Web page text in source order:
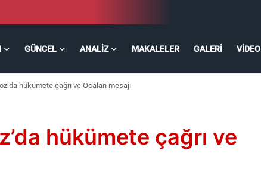
GÜNCEL ANALIZ MAKALELER GALERI VIDEO
hükümete çağrı ve Öcalan mesajı
hükümete çağrı ve